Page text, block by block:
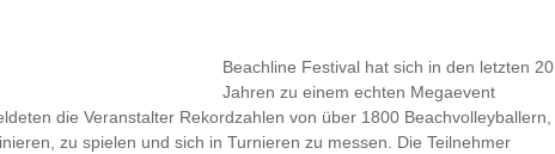
Beachline Festival hat sich in den letzten 20
Jahren zu einem echten Megaevent
die Veranstalter Rekordzahlen von über 1800 Beachvolleyballern,
zu spielen und sich in Turnieren zu messen. Die Teilnehmer